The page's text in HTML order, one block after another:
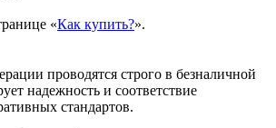
«Как купить?».
проводятся строго в безналичной
надежность и соответствие
стандартов.